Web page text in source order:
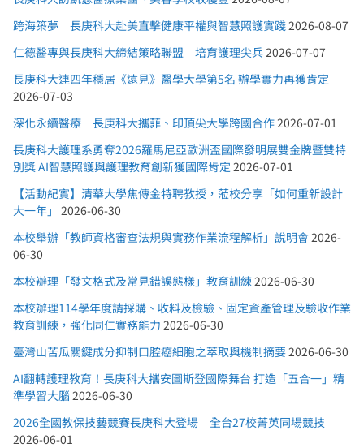
跨海築夢 長庚科大赴美直擊健康平權與智慧照護實踐2026-08-07
仁德醫專與長庚科大締結策略聯盟 培育護理尖兵2026-07-07
長庚科大連四年穩居《遠見》醫學大學第5名 辦學實力再獲肯定
2026-07-03
深化永續醫療 長庚科大攜菲、印頂尖大學跨國合作2026-07-01
長庚科大護理系勇奪2026羅馬尼亞歐洲盃國際發明展雙金牌暨雙特
別獎 AI智慧照護與護理教育創新獲國際肯定 2026-07-01
【活動紀實】清華大學焦傳金特聘教授，蒞校分享「如何重新設計
大一年」 2026-06-30
本校舉辦「教師資格審查法規與實務作業流程解析」說明會2026-
06-30
本校辦理「發文格式及常見錯誤態樣」教育訓練2026-06-30
本校辦理114學年度請採購、收料及檢驗、固定資產管理及驗收作業
教育訓練，強化同仁實務能力 2026-06-30
臺灣山苦瓜關鍵成分抑制口腔癌細胞之萃取與機制摘要2026-06-30
AI翻轉護理教育！長庚科大攜安圖斯登國際舞台 打造「五合一」精
準學習大腦 2026-06-30
2026全國教保技藝競賽長庚科大登場 全台27校菁英同場競技
2026-06-01